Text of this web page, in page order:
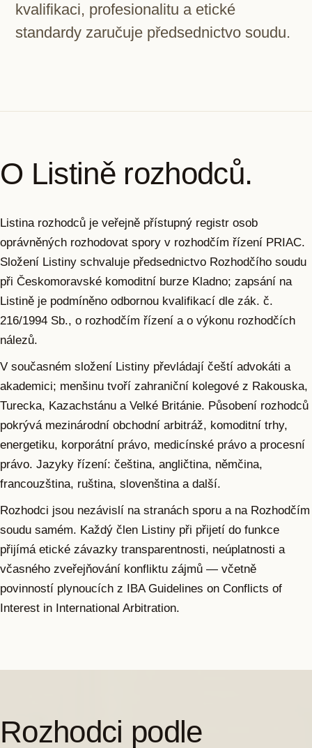
kvalifikaci, profesionalitu a etické
standardy zaručuje předsednictvo soudu.
O Listině rozhodců.
Listina rozhodců je veřejně přístupný registr osob
oprávněných rozhodovat spory v rozhodčím řízení PRIAC.
Složení Listiny schvaluje předsednictvo Rozhodčího soudu
při Českomoravské komoditní burze Kladno; zapsání na
Listině je podmíněno odbornou kvalifikací dle zák. č.
216/1994 Sb., o rozhodčím řízení a o výkonu rozhodčích
nálezů.
V současném složení Listiny převládají čeští advokáti a
akademici; menšinu tvoří zahraniční kolegové z Rakouska,
Turecka, Kazachstánu a Velké Británie. Působení rozhodců
pokrývá mezinárodní obchodní arbitráž, komoditní trhy,
energetiku, korporátní právo, medicínské právo a procesní
právo. Jazyky řízení: čeština, angličtina, němčina,
francouzština, ruština, slovenština a další.
Rozhodci jsou nezávislí na stranách sporu a na Rozhodčím
soudu samém. Každý člen Listiny při přijetí do funkce
přijímá etické závazky transparentnosti, neúplatnosti a
včasného zveřejňování konfliktu zájmů — včetně
povinností plynoucích z IBA Guidelines on Conflicts of
Interest in International Arbitration.
Rozhodci podle